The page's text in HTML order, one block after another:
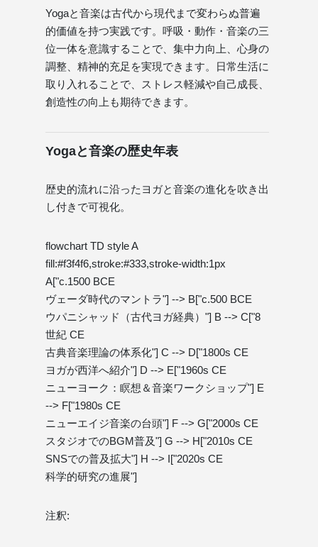
Yogaと音楽は古代から現代まで変わらぬ普遍
的価値を持つ実践です。呼吸・動作・音楽の三
位一体を意識することで、集中力向上、心身の
調整、精神的充足を実現できます。日常生活に
取り入れることで、ストレス軽減や自己成長、
創造性の向上も期待できます。
Yogaと音楽の歴史年表
歴史的流れに沿ったヨガと音楽の進化を吹き出
し付きで可視化。
flowchart TD style A
fill:#f3f4f6,stroke:#333,stroke-width:1px
A["c.1500 BCE
ヴェーダ時代のマントラ"] --> B["c.500 BCE
ウパニシャッド（古代ヨガ経典）"] B --> C["8
世紀 CE
古典音楽理論の体系化"] C --> D["1800s CE
ヨガが西洋へ紹介"] D --> E["1960s CE
ニューヨーク：瞑想＆音楽ワークショップ"] E
--> F["1980s CE
ニューエイジ音楽の台頭"] F --> G["2000s CE
スタジオでのBGM普及"] G --> H["2010s CE
SNSでの普及拡大"] H --> I["2020s CE
科学的研究の進展"]
注釈: